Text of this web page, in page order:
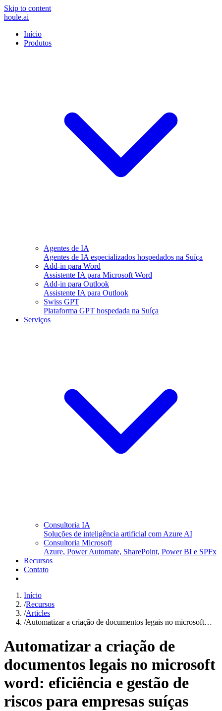
Skip to content
houle.ai
Início
Produtos
Agentes de IA
Agentes de IA especializados hospedados na Suíça
Add-in para Word
Assistente IA para Microsoft Word
Add-in para Outlook
Assistente IA para Outlook
Swiss GPT
Plataforma GPT hospedada na Suíça
Serviços
Consultoria IA
Soluções de inteligência artificial com Azure AI
Consultoria Microsoft
Azure, Power Automate, SharePoint, Power BI e SPFx
Recursos
Contato
Início
/Recursos
/Articles
/Automatizar a criação de documentos legais no microsoft…
Automatizar a criação de
documentos legais no microsoft
word: eficiência e gestão de
riscos para empresas suíças